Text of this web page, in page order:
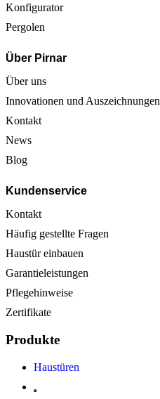
Konfigurator
Pergolen
Über Pirnar
Über uns
Innovationen und Auszeichnungen
Kontakt
News
Blog
Kundenservice
Kontakt
Häufig gestellte Fragen
Haustür einbauen
Garantieleistungen
Pflegehinweise
Zertifikate
Produkte
Haustüren